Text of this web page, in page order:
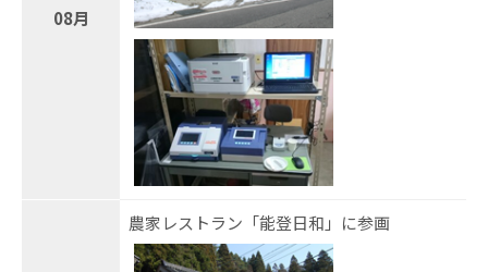
08月
農家レストラン「能登日和」に参画